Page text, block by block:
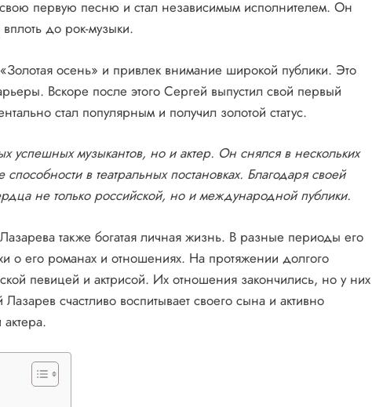
первую песню и стал независимым исполнителем. Он
до рок-музыки.
осень» и привлек внимание широкой публики. Это
Вскоре после этого Сергей выпустил свой первый
стал популярным и получил золотой статус.
успешных музыкантов, но и актер. Он снялся в нескольких
в театральных постановках. Благодаря своей
не только российской, но и международной публики.
также богатая личная жизнь. В разные периоды его
его романах и отношениях. На протяжении долгого
певицей и актрисой. Их отношения закончились, но у них
счастливо воспитывает своего сына и активно